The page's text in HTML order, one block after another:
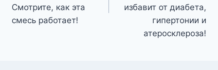
Смотрите, как эта
смесь работает!
избавит от диабета,
гипертонии и
атеросклероза!